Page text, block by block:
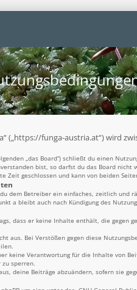
(„https://funga-austria.at“) wird
„das Board“) schließt du einen
bist, so darfst du das Board
Zeit geschlossen und kann von beiden
dem Betreiber ein einfaches, zeitlich und
a bleibt auch nach Kündigung des
dass er keine Inhalte enthält, die gegen
aus. Bei Verstößen gegen diese
keine Verantwortung für die Inhalte von
sperren.
deine Beiträge abzuändern, sofern sie